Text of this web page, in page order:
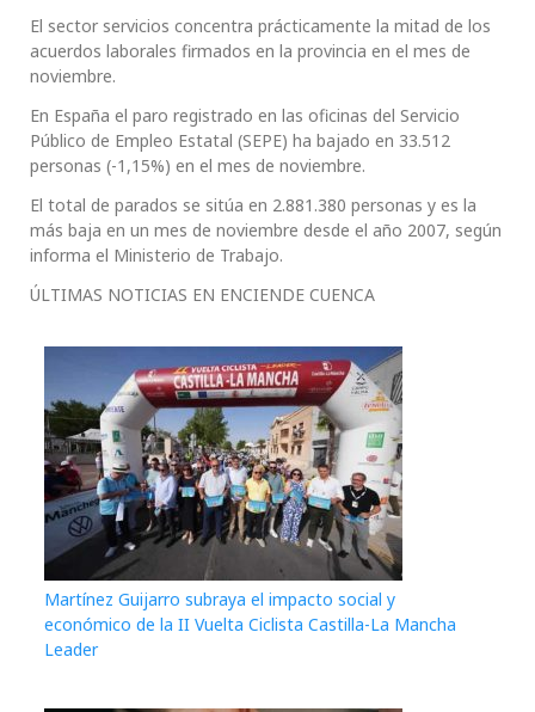
El sector servicios concentra prácticamente la mitad de los
acuerdos laborales firmados en la provincia en el mes de
noviembre.
En España el paro registrado en las oficinas del Servicio
Público de Empleo Estatal (SEPE) ha bajado en 33.512
personas (-1,15%) en el mes de noviembre.
El total de parados se sitúa en 2.881.380 personas y es la
más baja en un mes de noviembre desde el año 2007, según
informa el Ministerio de Trabajo.
ÚLTIMAS NOTICIAS EN ENCIENDE CUENCA
Martínez Guijarro subraya el impacto social y
económico de la II Vuelta Ciclista Castilla-La Mancha
Leader